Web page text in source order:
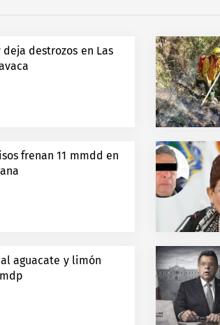
destrozos en Las
frenan 11 mmdd en
aguacate y limón